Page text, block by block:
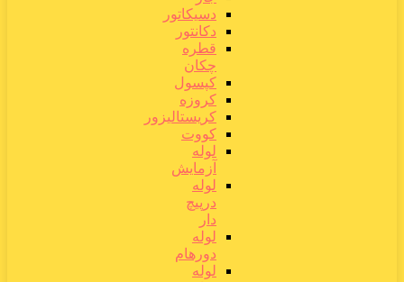
دسیکاتور
دکانتور
قطره
چکان
کپسول
کروزه
کریستالیزور
کووت
لوله
آزمایش
لوله
درپیچ
دار
لوله
دورهام
لوله